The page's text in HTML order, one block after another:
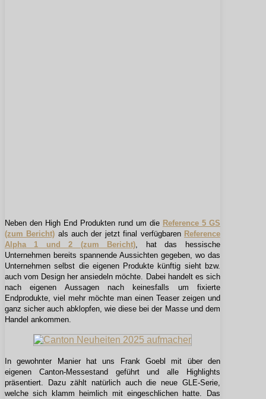
Neben den High End Produkten rund um die Reference 5 GS
(zum Bericht) als auch der jetzt final verfügbaren Reference
Alpha 1 und 2 (zum Bericht), hat das hessische
Unternehmen bereits spannende Aussichten gegeben, wo das
Unternehmen selbst die eigenen Produkte künftig sieht bzw.
auch vom Design her ansiedeln möchte. Dabei handelt es sich
nach eigenen Aussagen nach keinesfalls um fixierte
Endprodukte, viel mehr möchte man einen Teaser zeigen und
ganz sicher auch abklopfen, wie diese bei der Masse und dem
Handel ankommen.
In gewohnter Manier hat uns Frank Goebl mit über den
eigenen Canton-Messestand geführt und alle Highlights
präsentiert. Dazu zählt natürlich auch die neue GLE-Serie,
welche sich klamm heimlich mit eingeschlichen hatte. Das